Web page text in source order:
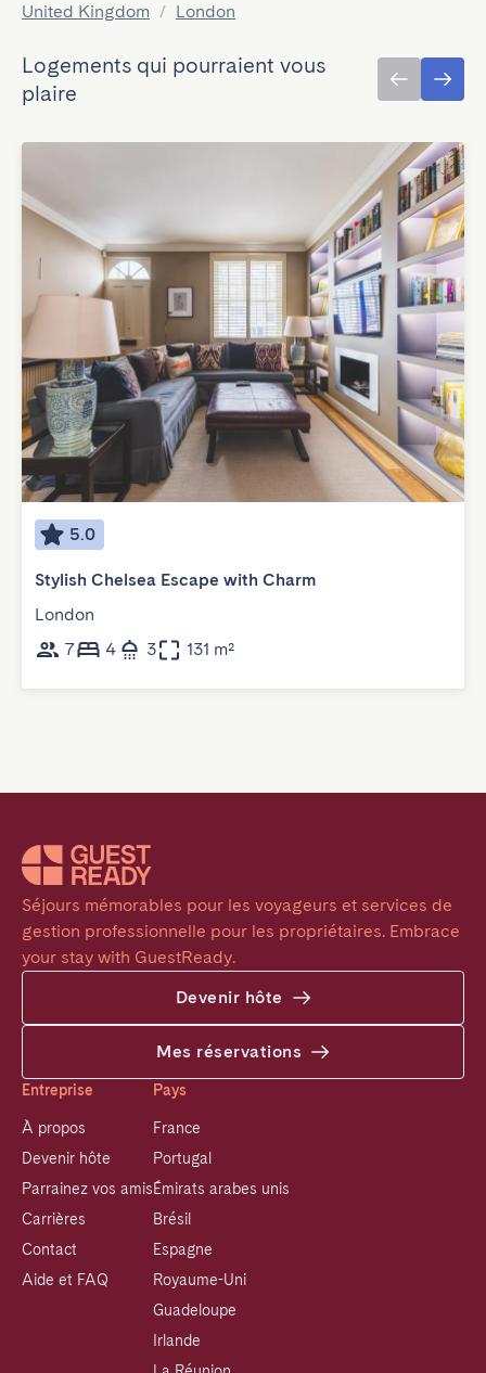
United Kingdom / London
Logements qui pourraient vous
plaire
5.0
Stylish Chelsea Escape with Charm
London
7
4 3 131 m²
Séjours mémorables pour les voyageurs et services de
gestion professionnelle pour les propriétaires. Embrace
your stay with GuestReady.
Devenir hôte
Mes réservations
Entreprise
À propos
Devenir hôte
Parrainez vos amis
Carrières
Contact
Aide et FAQ
Pays
France
Portugal
Émirats arabes unis
Brésil
Espagne
Royaume-Uni
Guadeloupe
Irlande